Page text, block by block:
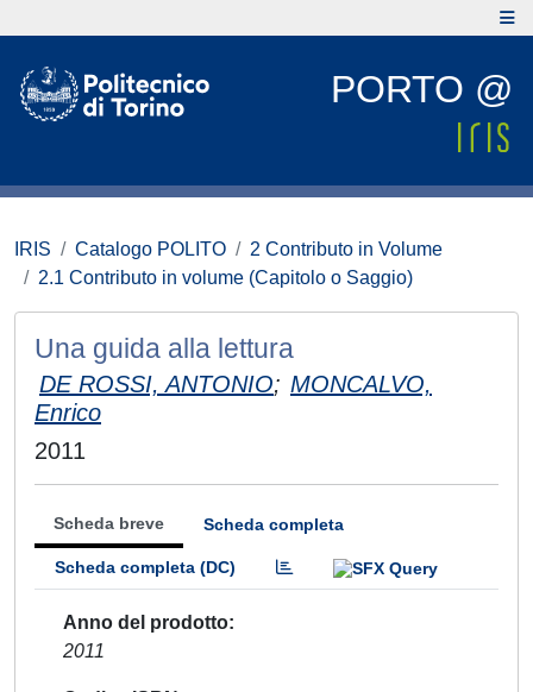
PORTO @
IRIS Catalogo POLITO
2 Contributo in Volume
2.1 Contributo in volume (Capitolo o Saggio)
Una guida alla lettura
DE ROSSI, ANTONIO; MONCALVO,
Enrico
2011
Scheda breve Scheda completa
Scheda completa (DC)
Anno del prodotto
2011